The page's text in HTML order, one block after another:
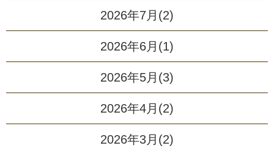
2026年7月(2)
2026年6月(1)
2026年5月(3)
2026年4月(2)
2026年3月(2)